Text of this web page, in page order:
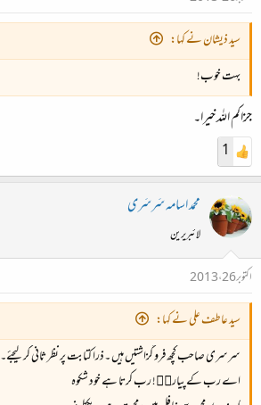
سید ذیشان نے کہا:
بہت خوب!
جزاکم اللہ خیرا۔
1
محمد اسامہ سَرسَری
لائبریرین
اکتوبر 26، 2013
سید عاطف علی نے کہا:
سرسری صاحب کچھ فرو گزاشتیں ہیں ۔ذرا کتابت پر نظر ثانی کر لیجئے۔
اے رب کے پیاروۙ! رب کرتا ہے خود شکوہ